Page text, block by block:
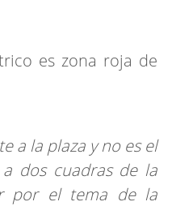
es zona roja de
a la plaza y no es el
dos cuadras de la
por el tema de la